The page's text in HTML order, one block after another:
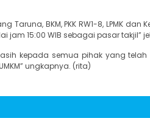
BKM, PKK RW1-8, LPMK dan
15:00 WIB sebagai pasar takjil”
kepada semua pihak yang
ungkapnya. (rita)